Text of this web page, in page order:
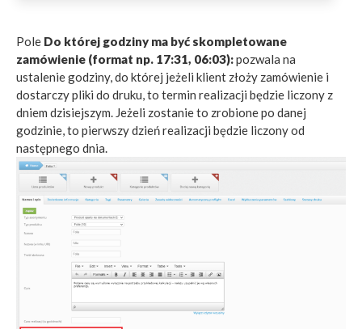
Pole Do której godziny ma być skompletowane
zamówienie (format np. 17:31, 06:03):pozwala na
ustalenie godziny, do której jeżeli klient złoży zamówienie i
dostarczy pliki do druku, to termin realizacji będzie liczony z
dniem dzisiejszym. Jeżeli zostanie to zrobione po danej
godzinie, to pierwszy dzień realizacji będzie liczony od
następnego dnia.